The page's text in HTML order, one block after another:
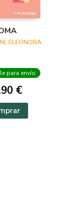
ELEONORA
para envío
€